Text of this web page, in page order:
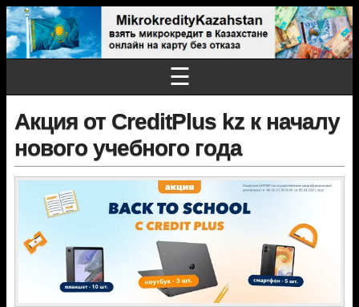
☰
Акция от CreditPlus kz к началу
нового учебного года